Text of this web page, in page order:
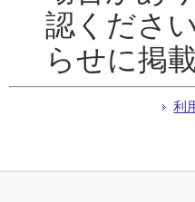
認くださ
らせに掲
利